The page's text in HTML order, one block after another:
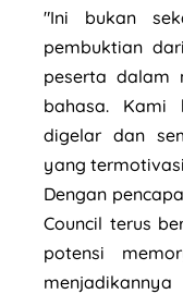
"Ini bukan
pembuktian
peserta dalam
bahasa.
digelar dan
yang
Dengan
Council terus
potensi